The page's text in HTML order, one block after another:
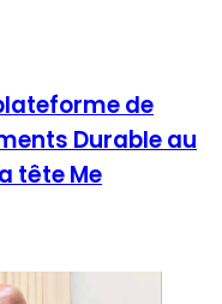
de
Durable au
tête Me